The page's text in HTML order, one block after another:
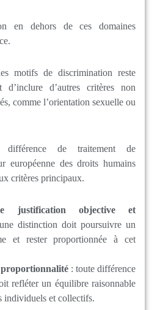
en dehors de ces domaines
motifs de discrimination reste
d’inclure d’autres critères non
comme l’orientation sexuelle ou
de traitement de
européenne des droits humains
critères principaux.
justification objective et
distinction doit poursuivre un
et rester proportionnée à cet
: toute différence
refléter un équilibre raisonnable
individuels et collectifs.